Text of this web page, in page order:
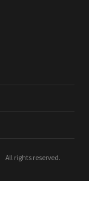
All rights reserved.